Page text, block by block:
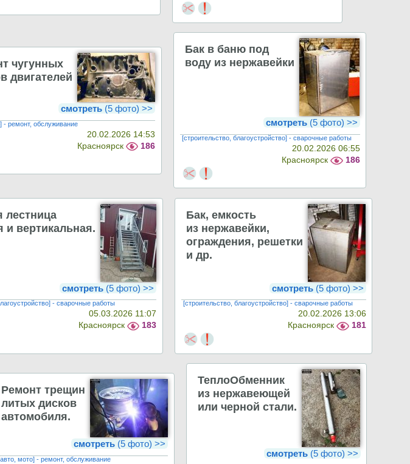
чугунных
двигателей
смотреть (5 фото) >>
- ремонт, обслуживание
20.02.2026 14:53
Красноярск
186
Бак в баню под
воду из нержавейки
смотреть(5 фото) >>
[строительство, благоустройство] - сварочные работы
20.02.2026 06:55
Красноярск
186
лестница
и вертикальная.
смотреть (5 фото) >>
- сварочные работы
05.03.2026 11:07
Красноярск
183
Бак, емкость
из нержавейки,
ограждения, решетки
и др.
смотреть(5 фото) >>
[строительство, благоустройство] - сварочные работы
20.02.2026 13:06
Красноярск
181
Ремонт трещин
литых дисков
автомобиля.
смотреть (5 фото) >>
мото] - ремонт, обслуживание
ТеплоОбменник
из нержавеющей
или черной стали.
смотреть(5 фото) >>